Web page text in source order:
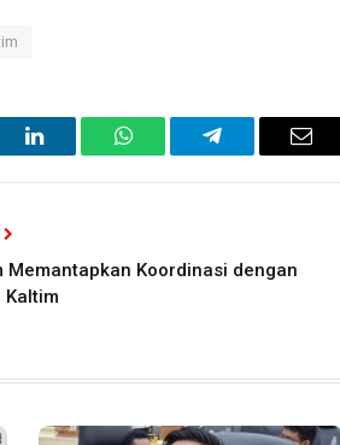
LinkedIn WhatsAppTelegram
Memantapkan Koordinasi dengan
Kaltim